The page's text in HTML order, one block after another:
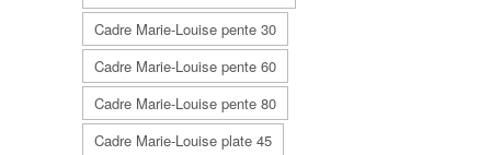
Cadre Marie-Louise pente 30
Cadre Marie-Louise pente 60
Cadre Marie-Louise pente 80
Cadre Marie-Louise plate 45